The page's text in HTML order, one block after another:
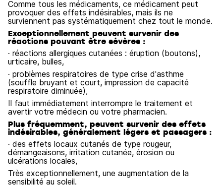
Comme tous les médicaments, ce médicament peut
provoquer des effets indésirables, mais ils ne
surviennent pas systématiquement chez tout le monde.
Exceptionnellement peuvent survenir des
réactions pouvant être sévères :
· réactions allergiques cutanées : éruption (boutons),
urticaire, bulles,
· problèmes respiratoires de type crise d'asthme
(souffle bruyant et court, impression de capacité
respiratoire diminuée),
Il faut immédiatement interrompre le traitement et
avertir votre médecin ou votre pharmacien.
Plus fréquemment, peuvent survenir des effets
indésirables, généralement légers et passagers :
· des effets locaux cutanés de type rougeur,
démangeaisons, irritation cutanée, érosion ou
ulcérations locales,
Très exceptionnellement, une augmentation de la
sensibilité au soleil.